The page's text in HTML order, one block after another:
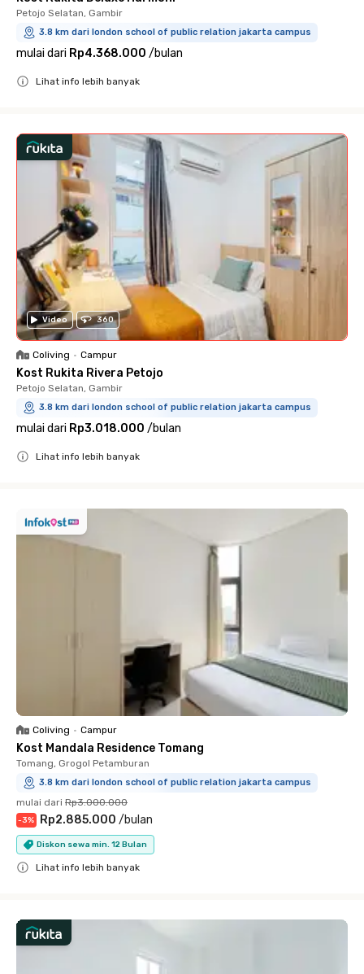
Petojo Selatan, Gambir
3.8 km dari london school of public relation jakarta campus
mulai dari Rp4.368.000 /bulan
Lihat info lebih banyak
Video 360
Coliving • Campur
Kost Rukita Rivera Petojo
Petojo Selatan, Gambir
3.8 km dari london school of public relation jakarta campus
mulai dari Rp3.018.000 /bulan
Lihat info lebih banyak
Coliving • Campur
Kost Mandala Residence Tomang
Tomang, Grogol Petamburan
3.8 km dari london school of public relation jakarta campus
mulai dari Rp3.000.000
-3% Rp2.885.000 /bulan
Diskon sewa min. 12 Bulan
Lihat info lebih banyak